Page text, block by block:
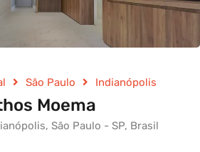
São Paulo Indianópolis
Moema
São Paulo - SP, Brasil